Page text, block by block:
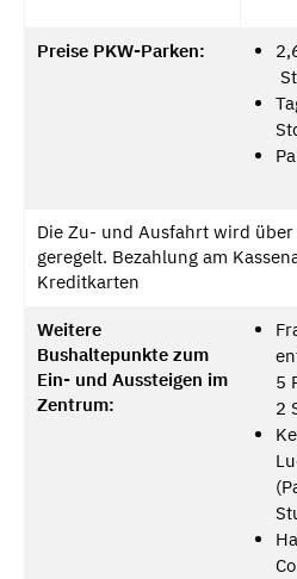
Preise PKW-Parken:
Die Zu- und Ausfahrt wird
geregelt. Bezahlung am
Kreditkarten
Weitere
Bushaltepunkte zum
Ein- und Aussteigen im
Zentrum:
5
2